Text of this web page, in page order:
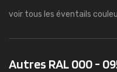
voir tous les éventails
Autres RAL 000 -